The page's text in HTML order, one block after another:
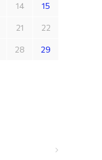
14 15
21 22
28 29